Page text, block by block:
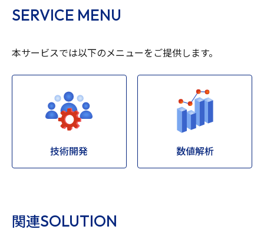
SERVICE MENU
本サービスでは以下のメニューをご提供します。
技術開発 数値解析
関連SOLUTION